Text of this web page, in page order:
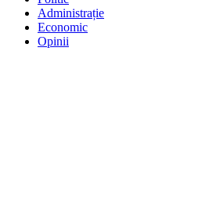
Administrație
Economic
Opinii